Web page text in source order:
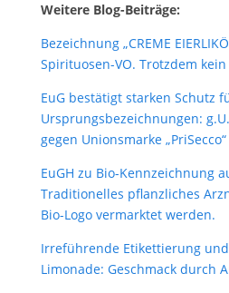
Weitere Blog-Beiträge:
Bezeichnung „CREME
Spirituosen-VO. Trotzdem kein
EuG bestätigt starken Schutz
Ursprungsbezeichnungen:
gegen Unionsmarke
EuGH zu Bio-Kennzeichnung
Traditionelles pflanzliches
Bio-Logo vermarktet werden.
Irreführende Etikettierung
Limonade: Geschmack durch